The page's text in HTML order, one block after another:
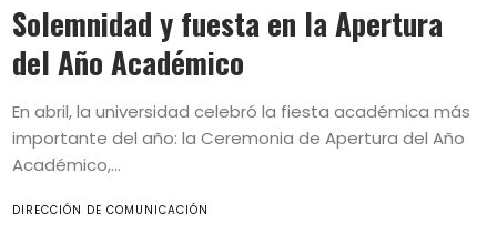
Solemnidad y fuesta en la Apertura
del Año Académico
En abril, la universidad celebró la fiesta académica más
importante del año: la Ceremonia de Apertura del Año
Académico,...
DIRECCIÓN DE COMUNICACIÓN